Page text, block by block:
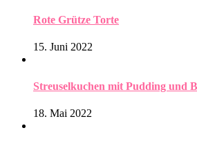
Rote Grütze Torte
15. Juni 2022
Streuselkuchen mit Pudding und
18. Mai 2022